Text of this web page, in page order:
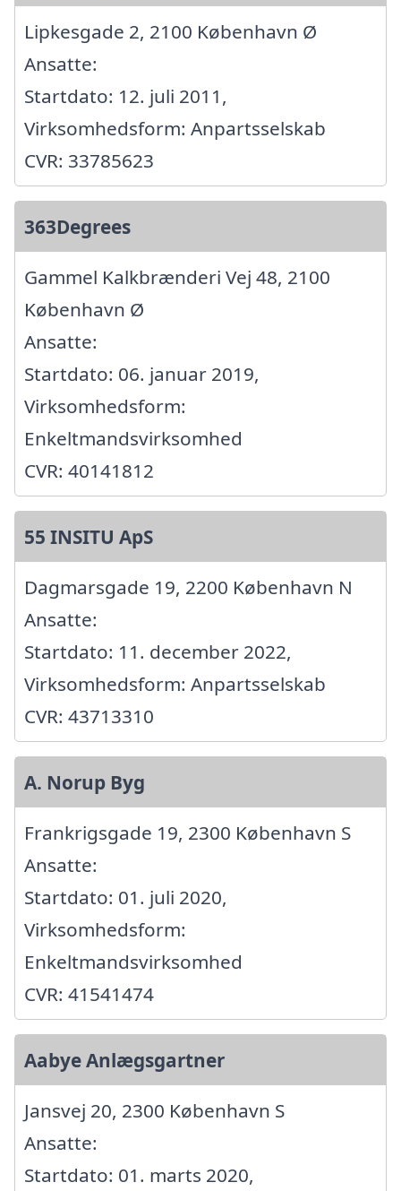
Lipkesgade 2, 2100 København Ø
Ansatte:
Startdato: 12. juli 2011,
Virksomhedsform: Anpartsselskab
CVR: 33785623
363Degrees
Gammel Kalkbrænderi Vej 48, 2100
København Ø
Ansatte:
Startdato: 06. januar 2019,
Virksomhedsform:
Enkeltmandsvirksomhed
CVR: 40141812
55 INSITU ApS
Dagmarsgade 19, 2200 København N
Ansatte:
Startdato: 11. december 2022,
Virksomhedsform: Anpartsselskab
CVR: 43713310
A. Norup Byg
Frankrigsgade 19, 2300 København S
Ansatte:
Startdato: 01. juli 2020,
Virksomhedsform:
Enkeltmandsvirksomhed
CVR: 41541474
Aabye Anlægsgartner
Jansvej 20, 2300 København S
Ansatte:
Startdato: 01. marts 2020,